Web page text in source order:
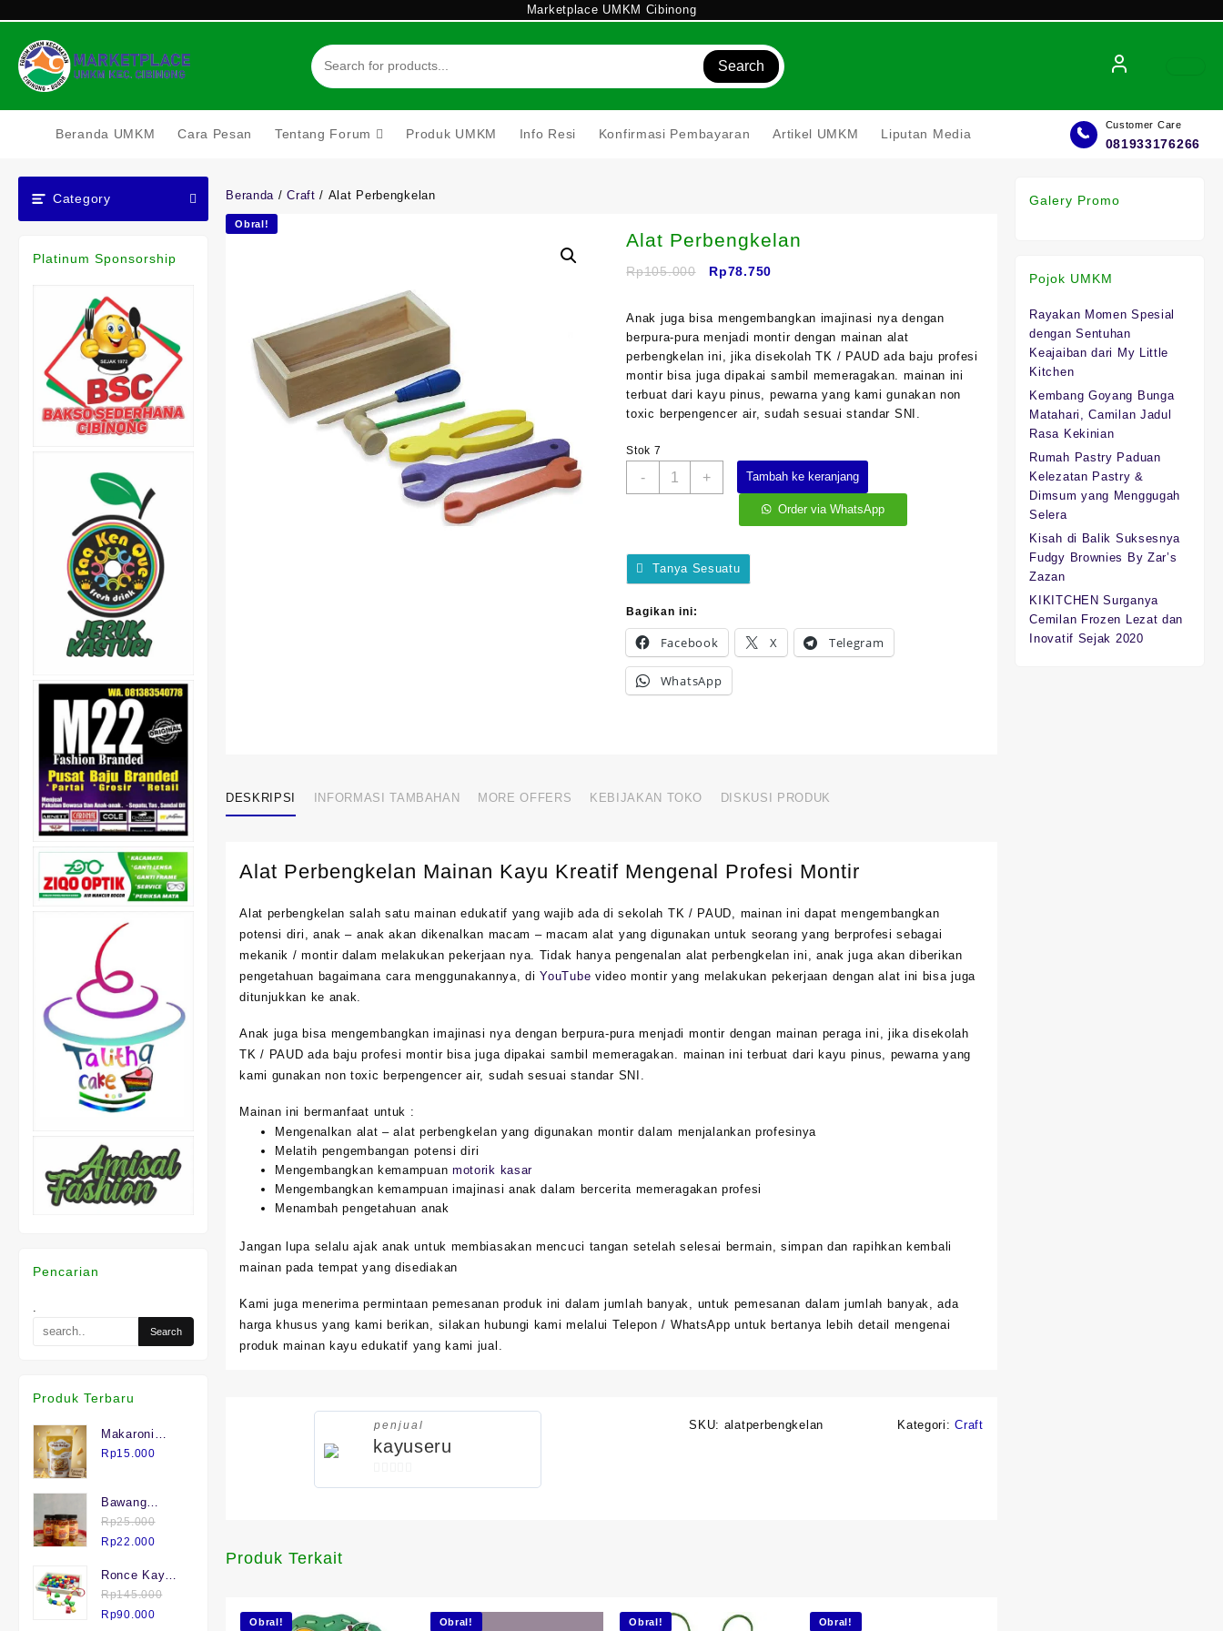
content
Marketplace UMKM Cibinong
Search
Beranda UMKM Cara Pesan Tentang Forum Produk UMKM Info Resi Konfirmasi Pembayaran Artikel UMKM Liputan Media
Customer Care
081933176266
Category
Platinum Sponsorship
Pencarian
.
Produk Terbaru
Makaroni
Keju "Mak
Rp15.000
Bawang
Goreng asli
Brebes.
Rp25.000
Harga
adalah:
Rp25.000.
Rp22.000Harga
ini
adalah:
Rp22.000.
Ronce Kayu
isi 75
Rp145.000
Harga
Rp90.000Harga
Beranda /Craft / Alat Perbengkelan
Obral!
Alat Perbengkelan
Rp105.000
Harga
Rp105.000.
Rp78.750Harga
adalah:
Rp78.750.
Anak juga bisa mengembangkan imajinasi nya dengan
berpura-pura menjadi montir dengan mainan alat
perbengkelan ini, jika disekolah TK / PAUD ada baju profesi
montir bisa juga dipakai sambil memeragakan. mainan ini
terbuat dari kayu pinus, pewarna yang kami gunakan non
toxic berpengencer air, sudah sesuai standar SNI.
Stok 7
-
Kuantitas+ Tambah ke keranjang
Order via WhatsApp
Tanya Sesuatu
Bagikan ini:
Facebook X Telegram
WhatsApp
DESKRIPSI INFORMASI TAMBAHAN MORE OFFERS KEBIJAKAN TOKO DISKUSI PRODUK
Alat Perbengkelan Mainan Kayu Kreatif Mengenal Profesi Montir
Alat perbengkelan salah satu mainan edukatif yang wajib ada di sekolah TK / PAUD, mainan ini dapat mengembangkan
potensi diri, anak – anak akan dikenalkan macam – macam alat yang digunakan untuk seorang yang berprofesi sebagai
mekanik / montir dalam melakukan pekerjaan nya. Tidak hanya pengenalan alat perbengkelan ini, anak juga akan diberikan
pengetahuan bagaimana cara menggunakannya, diYouTube video montir yang melakukan pekerjaan dengan alat ini bisa juga
ditunjukkan ke anak.
Anak juga bisa mengembangkan imajinasi nya dengan berpura-pura menjadi montir dengan mainan peraga ini, jika disekolah
TK / PAUD ada baju profesi montir bisa juga dipakai sambil memeragakan. mainan ini terbuat dari kayu pinus, pewarna yang
kami gunakan non toxic berpengencer air, sudah sesuai standar SNI.
Mainan ini bermanfaat untuk :
Mengenalkan alat – alat perbengkelan yang digunakan montir dalam menjalankan profesinya
Melatih pengembangan potensi diri
Mengembangkan kemampuan motorik kasar
Mengembangkan kemampuan imajinasi anak dalam bercerita memeragakan profesi
Menambah pengetahuan anak
Jangan lupa selalu ajak anak untuk membiasakan mencuci tangan setelah selesai bermain, simpan dan rapihkan kembali
mainan pada tempat yang disediakan
Kami juga menerima permintaan pemesanan produk ini dalam jumlah banyak, untuk pemesanan dalam jumlah banyak, ada
harga khusus yang kami berikan, silakan hubungi kami melalui Telepon / WhatsApp untuk bertanya lebih detail mengenai
produk mainan kayu edukatif yang kami jual.
penjual
kayuseru
0
SKU: alatperbengkelan Kategori:Craft
Produk Terkait
Obral! Obral! Obral! Obral!
Galery Promo
Pojok UMKM
Rayakan Momen Spesial
dengan Sentuhan
Keajaiban dari My Little
Kitchen
Kembang Goyang Bunga
Matahari, Camilan Jadul
Rasa Kekinian
Rumah Pastry Paduan
Kelezatan Pastry &
Dimsum yang Menggugah
Selera
Kisah di Balik Suksesnya
Fudgy Brownies By Zar’s
Zazan
KIKITCHEN Surganya
Cemilan Frozen Lezat dan
Inovatif Sejak 2020